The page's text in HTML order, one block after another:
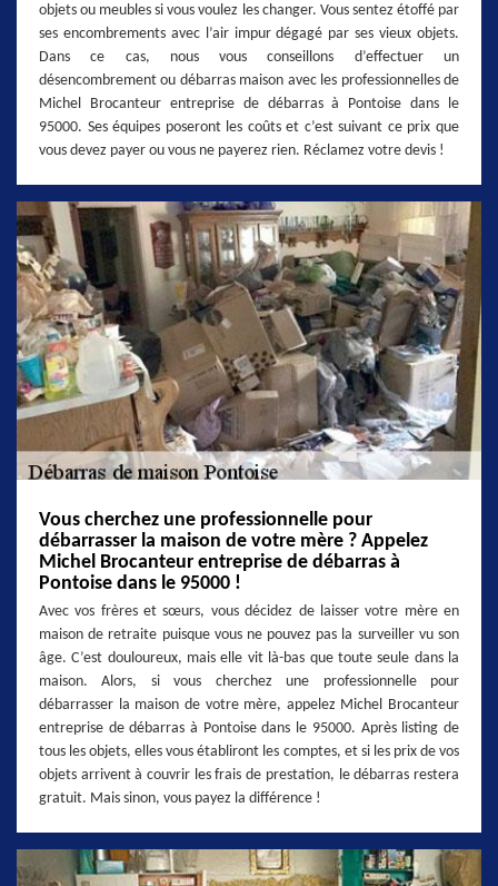
objets ou meubles si vous voulez les changer. Vous sentez étoffé par
ses encombrements avec l’air impur dégagé par ses vieux objets.
Dans ce cas, nous vous conseillons d’effectuer un
désencombrement ou débarras maison avec les professionnelles de
Michel Brocanteur entreprise de débarras à Pontoise dans le
95000. Ses équipes poseront les coûts et c’est suivant ce prix que
vous devez payer ou vous ne payerez rien. Réclamez votre devis !
Vous cherchez une professionnelle pour
débarrasser la maison de votre mère ? Appelez
Michel Brocanteur entreprise de débarras à
Pontoise dans le 95000 !
Avec vos frères et sœurs, vous décidez de laisser votre mère en
maison de retraite puisque vous ne pouvez pas la surveiller vu son
âge. C’est douloureux, mais elle vit là-bas que toute seule dans la
maison. Alors, si vous cherchez une professionnelle pour
débarrasser la maison de votre mère, appelez Michel Brocanteur
entreprise de débarras à Pontoise dans le 95000. Après listing de
tous les objets, elles vous établiront les comptes, et si les prix de vos
objets arrivent à couvrir les frais de prestation, le débarras restera
gratuit. Mais sinon, vous payez la différence !